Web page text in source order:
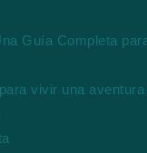
Guía Completa
vivir una aventura